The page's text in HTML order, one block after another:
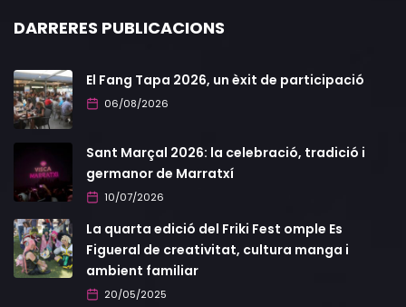
DARRERES PUBLICACIONS
El Fang Tapa 2026, un èxit de participació
06/08/2026
Sant Marçal 2026: la celebració, tradició i
germanor de Marratxí
10/07/2026
La quarta edició del Friki Fest omple Es
Figueral de creativitat, cultura manga i
ambient familiar
20/05/2025